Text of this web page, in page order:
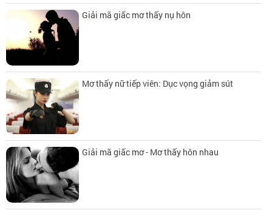
Giải mã giấc mơ thấy nụ hôn
Mơ thấy nữ tiếp viên: Dục vọng giảm sút
Giải mã giấc mơ - Mơ thấy hôn nhau